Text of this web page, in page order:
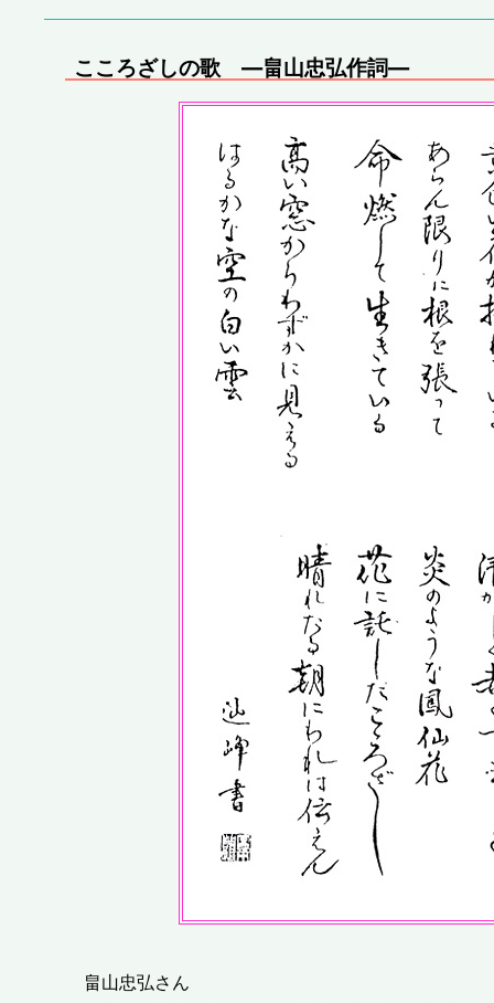
こころざしの歌 ―畠山忠弘作詞―
畠山忠弘さん